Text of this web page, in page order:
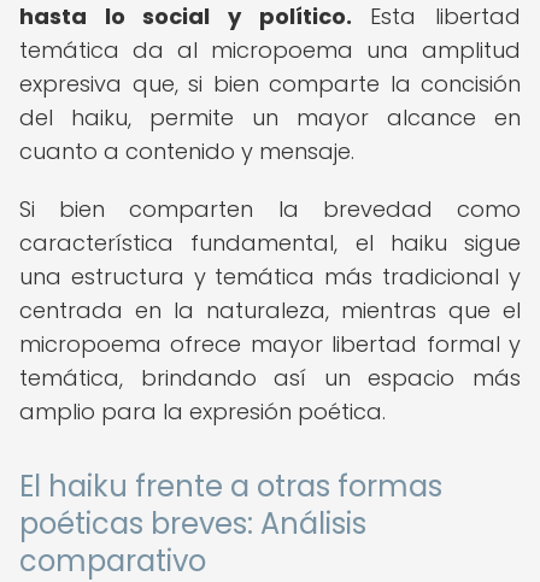
hasta lo social y político. Esta libertad
temática da al micropoema una amplitud
expresiva que, si bien comparte la concisión
del haiku, permite un mayor alcance en
cuanto a contenido y mensaje.
Si bien comparten la brevedad como
característica fundamental, el haiku sigue
una estructura y temática más tradicional y
centrada en la naturaleza, mientras que el
micropoema ofrece mayor libertad formal y
temática, brindando así un espacio más
amplio para la expresión poética.
El haiku frente a otras formas
poéticas breves: Análisis
comparativo